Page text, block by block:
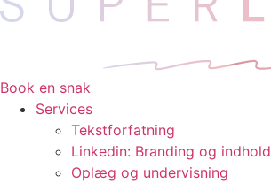
Book en snak
Services
Tekstforfatning
Linkedin: Branding og indhold
Oplæg og undervisning